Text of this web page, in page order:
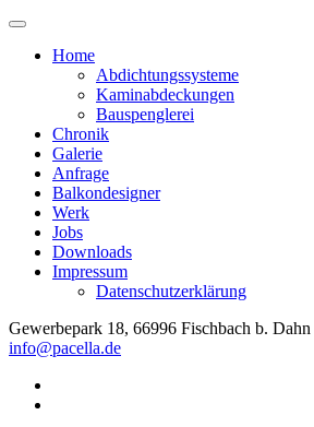
Home
Abdichtungssysteme
Kaminabdeckungen
Bauspenglerei
Chronik
Galerie
Anfrage
Balkondesigner
Werk
Jobs
Downloads
Impressum
Datenschutzerklärung
Gewerbepark 18, 66996 Fischbach b. Dahn
info@pacella.de